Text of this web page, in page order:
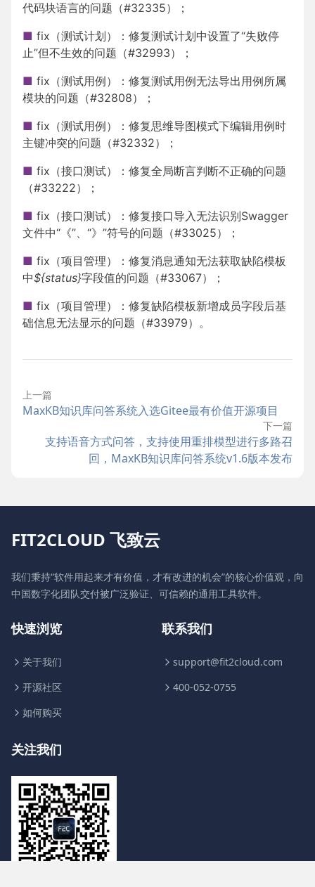
代码块语言的问题（#32335）；
■ fix（测试计划）：修复测试计划中设置了“失败停
止”但不生效的问题（#32993）；
■ fix（测试用例）：修复测试用例无法导出用例所属
模块的问题（#32808）；
■ fix（测试用例）：修复思维导图模式下编辑用例时
主键冲突的问题（#32332）；
■ fix（接口测试）：修复全局断言判断不正确的问题
（#33222）；
■ fix（接口测试）：修复接口导入无法识别Swagger
文件中“《”、“》”符号的问题（#33025）；
■ fix（项目管理）：修复消息通知无法获取缺陷模板
中${status}字段值的问题（#33067）；
■ fix（项目管理）：修复缺陷模板新增成员字段后基
础信息无法显示的问题（#33979）。
上一篇
MaxKB知识库问答系统入选Gitee最有价值开源项目
下一篇
支持语音方式问答，支持使用重排模型进行多路召
回，MaxKB知识库问答系统v1.6版本发布
FIT2CLOUD 飞致云
我们秉持“软件用起来才有价值，才有改进的机会”的核心价值观，向
中国数字化团队交付被广泛验证、可信赖的通用工具软件。
快速浏览
关于我们
开源社区
如何购买
联系我们
support@fit2cloud.com
400-052-0755
关注我们